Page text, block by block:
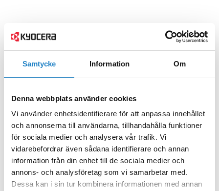
Samtycke Information Om
Denna webbplats använder cookies
Vi använder enhetsidentifierare för att anpassa innehållet
och annonserna till användarna, tillhandahålla funktioner
för sociala medier och analysera vår trafik. Vi
vidarebefordrar även sådana identifierare och annan
information från din enhet till de sociala medier och
annons- och analysföretag som vi samarbetar med.
Dessa kan i sin tur kombinera informationen med annan